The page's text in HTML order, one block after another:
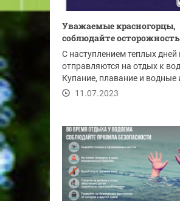
Уважаемые красногорцы,
соблюдайте
С наступлением теплых дней
отправляются на отдых к
Купание, плавание и водные
неотъемлемая...
11.07.2023